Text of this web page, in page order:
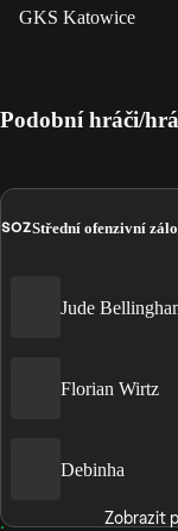
GKS Katowice
Podobní hráči/
SOZStřední ofenzivní
Jude
Florian Wirtz
Debinha
Zobrazit